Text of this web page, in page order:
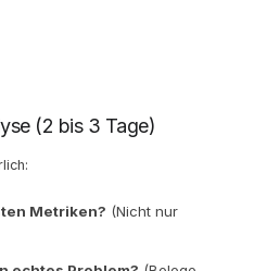
(2 bis 3 Tage)
Metriken? (Nicht nur